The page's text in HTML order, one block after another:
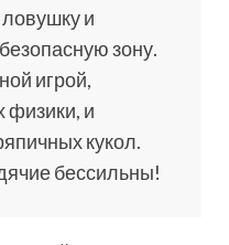
и
зону.
игрой,
физики, и
кукол.
бессильны!